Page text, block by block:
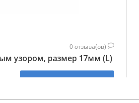
0отзыва(ов)
узором, размер 17мм (L)
КУПИТЬ